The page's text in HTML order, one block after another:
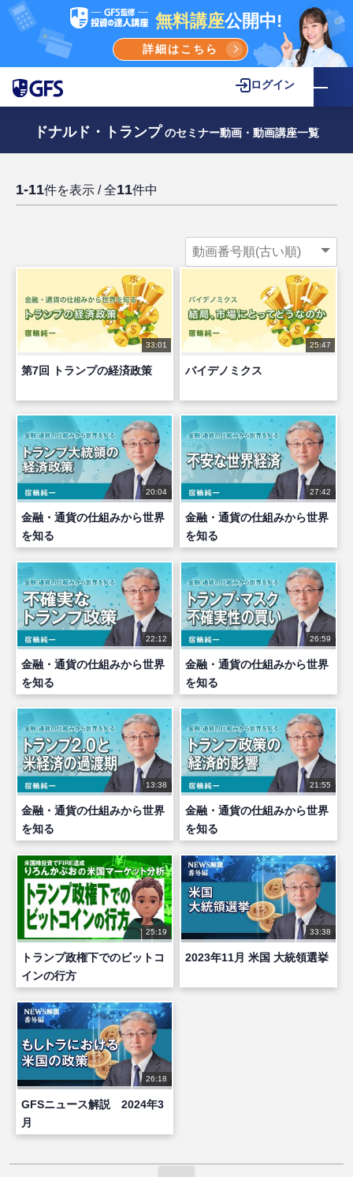
無料講座公開中!
詳細はこちら
ログイン
ドナルド・トランプ のセミナー動画・動画講座一覧
1-11件を表示 / 全11件中
33:01
第7回 トランプの経済政策
25:47
バイデノミクス
20:04
金融・通貨の仕組みから世界
を知る
27:42
金融・通貨の仕組みから世界
を知る
22:12
金融・通貨の仕組みから世界
を知る
26:59
金融・通貨の仕組みから世界
を知る
13:38
金融・通貨の仕組みから世界
を知る
21:55
金融・通貨の仕組みから世界
を知る
25:19
トランプ政権下でのビットコ
インの行方
33:38
2023年11月 米国 大統領選挙
26:18
GFSニュース解説 2024年3
月